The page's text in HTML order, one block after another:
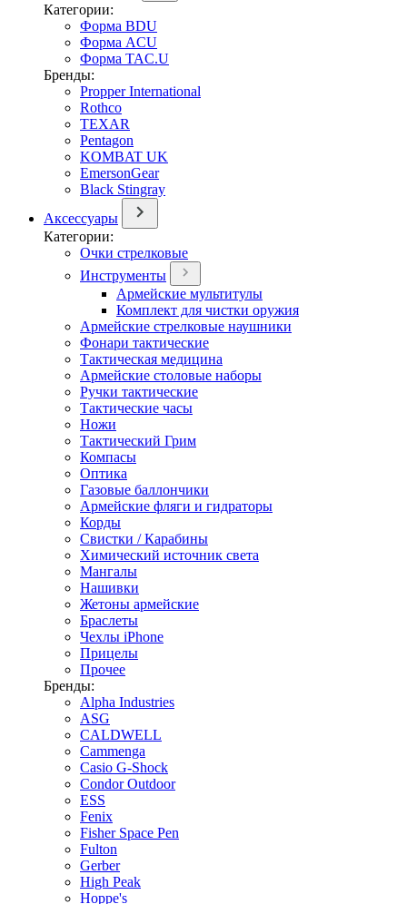
Категории:
Форма BDU
Форма ACU
Форма TAC.U
Бренды:
Propper International
Rothco
TEXAR
Pentagon
KOMBAT UK
EmersonGear
Black Stingray
Аксессуары
Категории:
Очки стрелковые
Инструменты
Армейские мультитулы
Комплект для чистки оружия
Армейские стрелковые наушники
Фонари тактические
Тактическая медицина
Армейские столовые наборы
Ручки тактические
Тактические часы
Ножи
Тактический Грим
Компасы
Оптика
Газовые баллончики
Армейские фляги и гидраторы
Корды
Свистки / Карабины
Химический источник света
Мангалы
Нашивки
Жетоны армейские
Браслеты
Чехлы iPhone
Прицелы
Прочее
Бренды:
Alpha Industries
ASG
CALDWELL
Cammenga
Casio G-Shock
Condor Outdoor
ESS
Fenix
Fisher Space Pen
Fulton
Gerber
High Peak
Hoppe's